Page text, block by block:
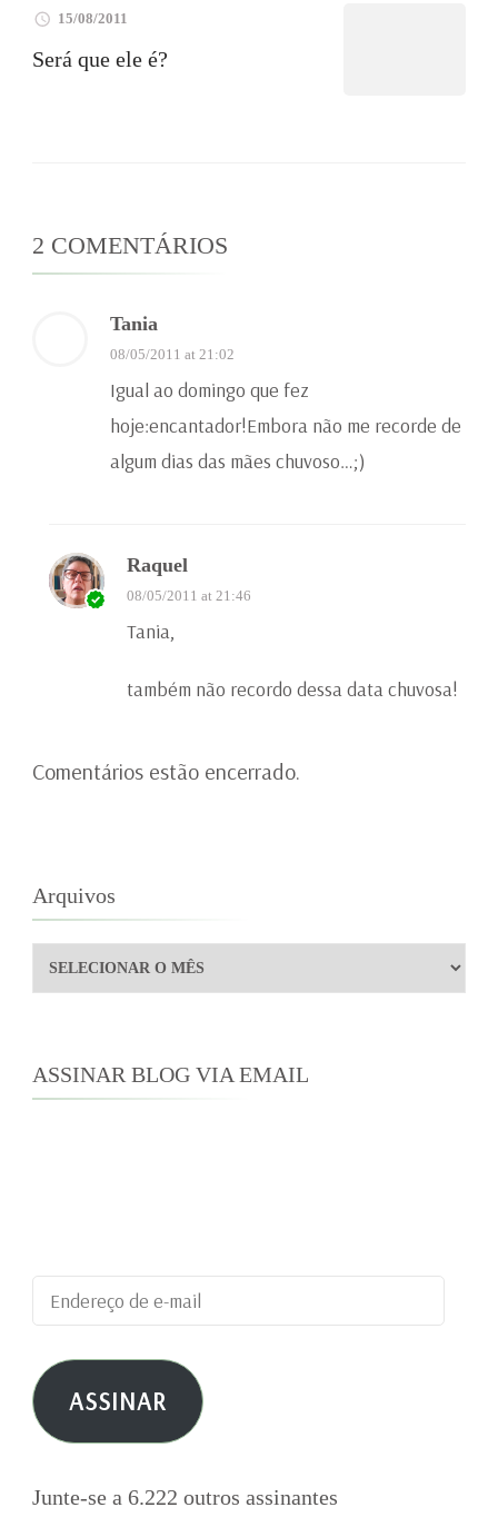
15/08/2011
Será que ele é?
2 COMENTÁRIOS
Tania
08/05/2011 at 21:02
Igual ao domingo que fez
hoje:encantador!Embora não me recorde de
algum dias das mães chuvoso…;)
Raquel
08/05/2011 at 21:46
Tania,
também não recordo dessa data chuvosa!
Comentários estão encerrado.
Arquivos
Arquivos
ASSINAR BLOG VIA EMAIL
Endereço
de
e-
mail ASSINAR
Junte-se a 6.222 outros assinantes